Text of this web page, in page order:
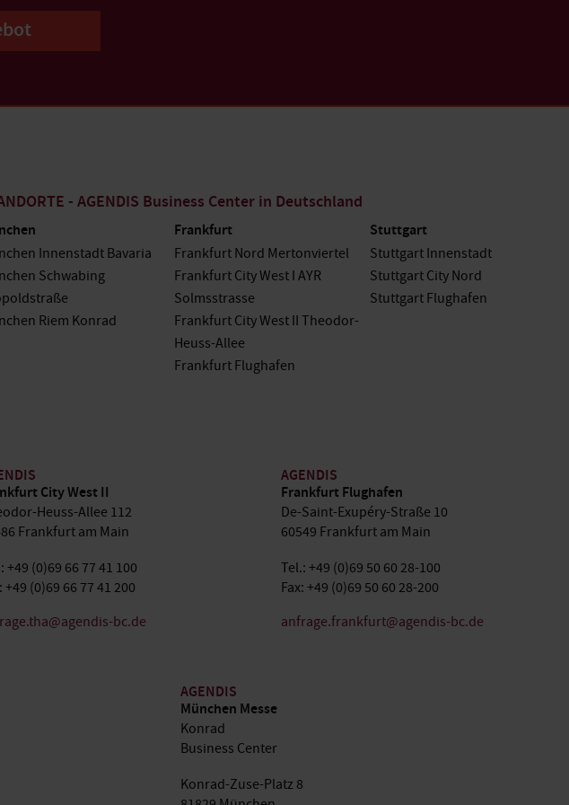
- AGENDIS Business Center in Deutschland
Innenstadt Bavaria
Schwabing
Riem Konrad
Frankfurt
Frankfurt Nord Mertonviertel
Frankfurt City West I AYR
Solmsstrasse
Frankfurt City West II Theodor-
Heuss-Allee
Frankfurt Flughafen
Stuttgart
Stuttgart Innenstadt
Stuttgart City Nord
Stuttgart Flughafen
City West II
Heuss-Allee 112
Frankfurt am Main
+49 (0)69 66 77 41 100
+49 (0)69 66 77 41 200
bc.de
AGENDIS
Frankfurt Flughafen
De-Saint-Exupéry-Straße 10
60549 Frankfurt am Main
Tel.: +49 (0)69 50 60 28-100
Fax: +49 (0)69 50 60 28-200
anfrage.frankfurt@agendis-bc.de
AGENDIS
München Messe
Konrad
Business Center
Konrad-Zuse-Platz 8